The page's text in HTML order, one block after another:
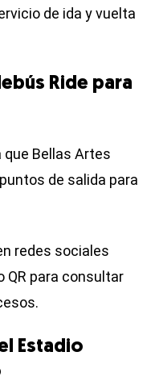
de ida y vuelta
Ride para
Bellas Artes
de salida para
redes sociales
QR para consultar
Estadio